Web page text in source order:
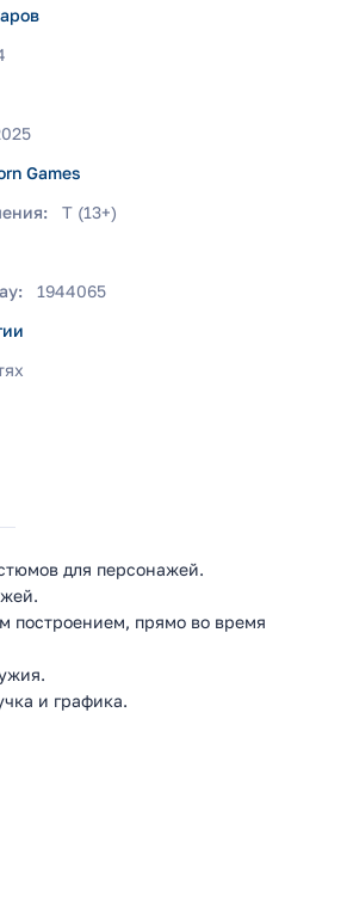
Games
T (13+)
1944065
для персонажей.
построением, прямо во время
и графика.